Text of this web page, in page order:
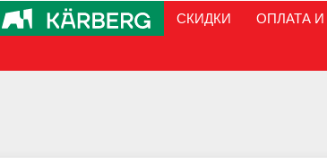
СКИДКИ ОПЛАТА